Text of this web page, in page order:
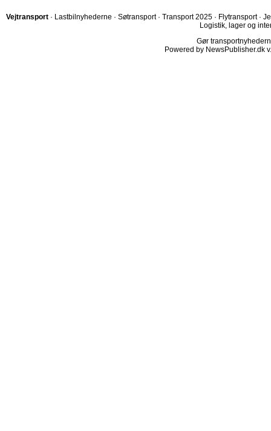
Vejtransport · Lastbilnyhederne · Søtransport · Transport 2025 · Flytransport ·
Logistik, lager og
Gør
Powered by NewsPublisher.dk